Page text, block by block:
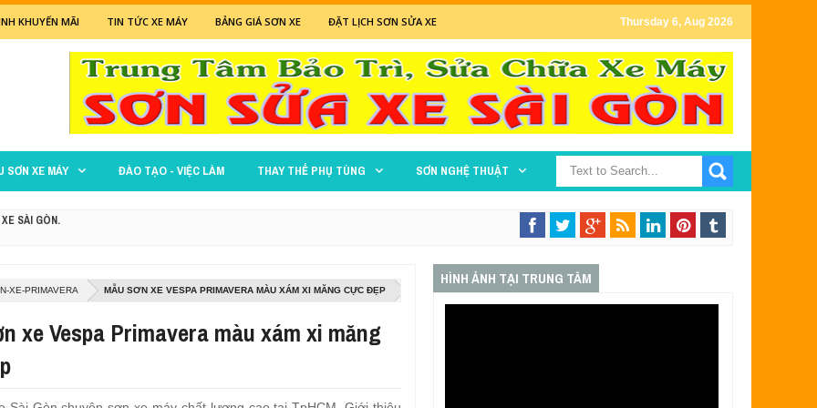
KHUYẾN MÃI TIN TỨC XE MÁY BẢNG GIÁ SƠN XE ĐẶT LỊCH SƠN SỬA XE Thursday 6, Aug 2026
SƠN XE MÁY ĐÀO TẠO - VIỆC LÀM THAY THẾ PHỤ TÙNG SƠN NGHỆ THUẬT
SÀI GÒN.
NHÁM CỰC ĐẸP
XE-PRIMAVERA MẪU SƠN XE VESPA PRIMAVERA MÀU XÁM XI MĂNG CỰC ĐẸP
xe Vespa Primavera màu xám xi măng
HÌNH ẢNH TẠI TRUNG TÂM